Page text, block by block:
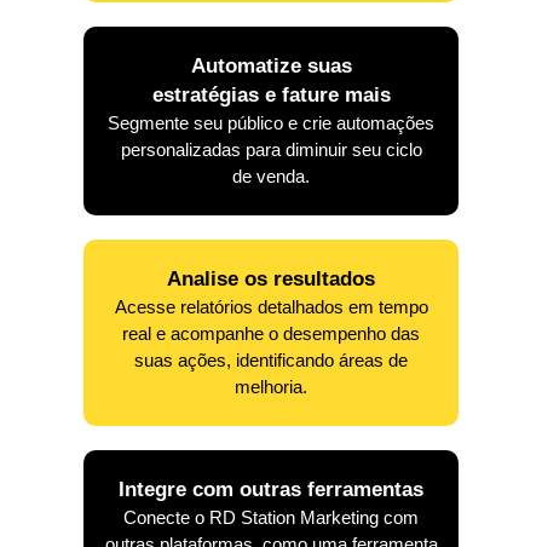
Automatize suas
estratégias e fature mais
Segmente seu público e crie automações
personalizadas para diminuir seu ciclo
de venda.
Analise os resultados
Acesse relatórios detalhados em tempo
real e acompanhe o desempenho das
suas ações, identificando áreas de
melhoria.
Integre com outras ferramentas
Conecte o RD Station Marketing com